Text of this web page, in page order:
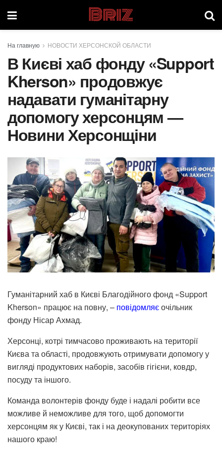
Briz
На главную НОВОСТИ ХЕРСОНСКОЙ ОБЛАСТИ
В Києві хаб фонду «Support
Kherson» продовжує
надавати гуманітарну
допомогу херсонцям —
Новини Херсонщіни
Гуманітарний хаб в Києві Благодійного фонд «Support
Kherson» працює на повну, – повідомляєочільник
фонду Нісар Ахмад.
Херсонці, котрі тимчасово проживають на території
Києва та області, продовжують отримувати допомогу у
вигляді продуктових наборів, засобів гігієни, ковдр,
посуду та іншого.
Команда волонтерів фонду буде і надалі робити все
можливе й неможливе для того, щоб допомогти
херсонцям як у Києві, так і на деокупованих територіях
нашого краю!